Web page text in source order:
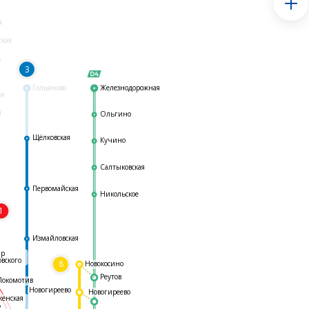
Гольяново
3
8
Железнодорожная
Ольгино
Кучино
Салтыковская
Никольское
Реутов
Измайловская
Первомайская
Щёлковская
Новогиреево
Новогиреево
Новокосино